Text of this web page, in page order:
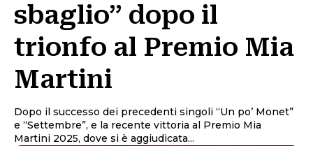
sbaglio” dopo il
trionfo al Premio Mia
Martini
Dopo il successo dei precedenti singoli “Un po’ Monet”
e “Settembre”, e la recente vittoria al Premio Mia
Martini 2025, dove si è aggiudicata...